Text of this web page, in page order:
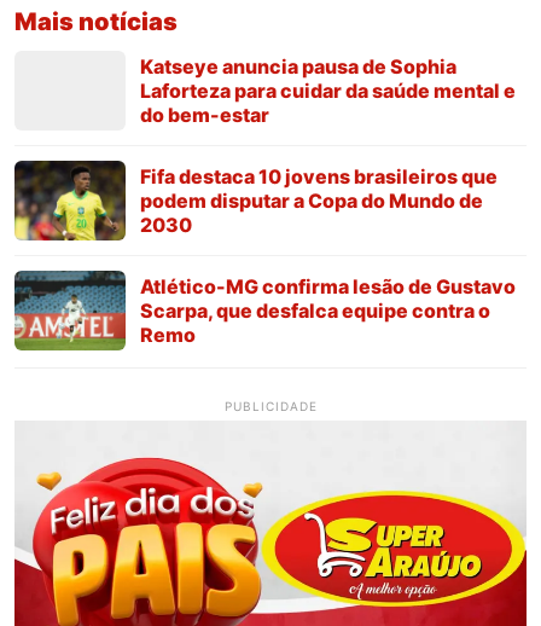
Mais notícias
Katseye anuncia pausa de Sophia
Laforteza para cuidar da saúde mental e
do bem-estar
Fifa destaca 10 jovens brasileiros que
podem disputar a Copa do Mundo de
2030
Atlético-MG confirma lesão de Gustavo
Scarpa, que desfalca equipe contra o
Remo
PUBLICIDADE